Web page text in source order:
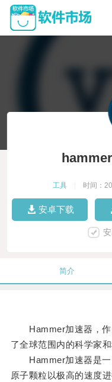
工具 时间：
安卓下载
简介
Hammer加速器，作
了全球范围内的科学家
Hammer加速器是一
原子颗粒以极高的速度